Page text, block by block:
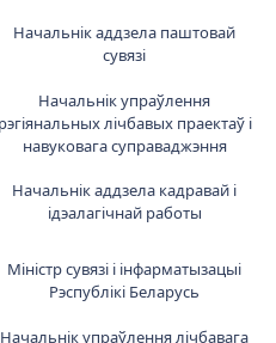
Начальнік аддзела паштовай
сувязi
Начальнік упраўлення
рэгіянальных лічбавых праектаў і
навуковага суправаджэння
Начальнік аддзела кадравай і
ідэалагічнай работы
Міністр сувязі і інфарматызацыі
Рэспублікі Беларусь
Начальнік упраўлення лічбавага